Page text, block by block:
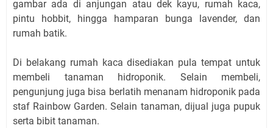
gambar ada di anjungan atau dek kayu, rumah kaca,
pintu hobbit, hingga hamparan bunga lavender, dan
rumah batik.
Di belakang rumah kaca disediakan pula tempat untuk
membeli tanaman hidroponik. Selain membeli,
pengunjung juga bisa berlatih menanam hidroponik pada
staf Rainbow Garden. Selain tanaman, dijual juga pupuk
serta bibit tanaman.